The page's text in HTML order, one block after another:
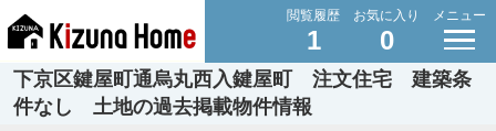
閲覧履歴
1
お気に入り
0
メニュー
下京区鍵屋町通烏丸西入鍵屋町 注文住宅 建築条
件なし 土地の過去掲載物件情報